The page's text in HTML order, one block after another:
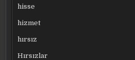
hisse
hizmet
hırsız
Hırsızlar